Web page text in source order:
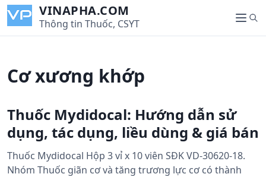
i
VINAPHA.COM
Thông tin Thuốc, CSYT
M
e
S
e
Cơ xương khớp
Thuốc Mydidocal: Hướng dẫn sử
dụng, tác dụng, liều dùng & giá bán
Thuốc Mydidocal Hộp 3 vỉ x 10 viên SĐK VD-30620-18.
Nhóm Thuốc giãn cơ và tăng trương lực cơ có thành